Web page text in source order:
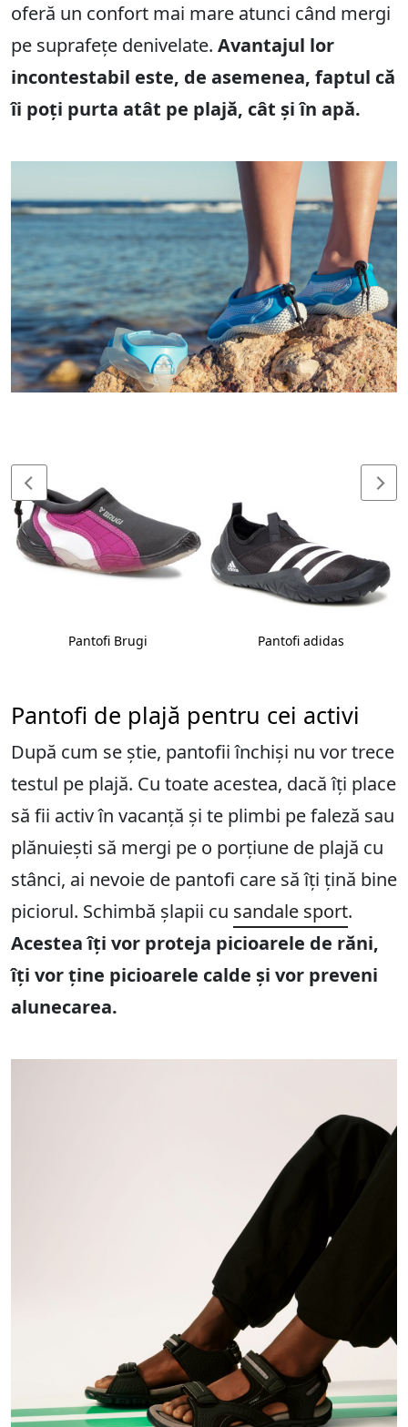
oferă un confort mai mare atunci când mergi
pe suprafețe denivelate. Avantajul lor
incontestabil este, de asemenea, faptul că
îi poți purta atât pe plajă, cât și în apă.
Pantofi Brugi Pantofi adidas
Pantofi de plajă pentru cei activi
După cum se știe, pantofii închiși nu vor trece
testul pe plajă. Cu toate acestea, dacă îți place
să fii activ în vacanță și te plimbi pe faleză sau
plănuiești să mergi pe o porțiune de plajă cu
stânci, ai nevoie de pantofi care să îți țină bine
piciorul. Schimbă șlapii cu sandale sport.
Acestea îți vor proteja picioarele de răni,
îți vor ține picioarele calde și vor preveni
alunecarea.